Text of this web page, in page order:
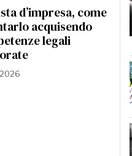
d’impresa, come
acquisendo
legali